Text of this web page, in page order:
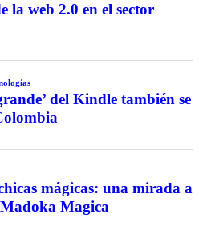
la web 2.0 en el sector
del Kindle también se
mágicas: una mirada a
Magica